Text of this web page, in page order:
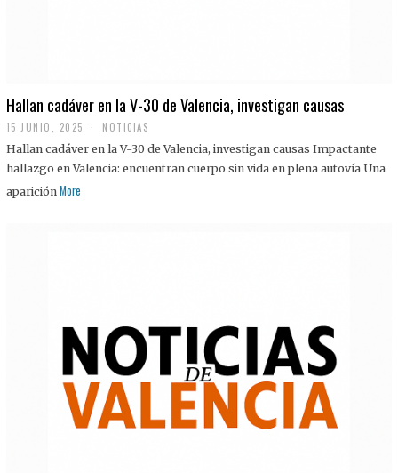
Hallan cadáver en la V-30 de Valencia, investigan causas
15 JUNIO, 2025 NOTICIAS
Hallan cadáver en la V-30 de Valencia, investigan causas Impactante
hallazgo en Valencia: encuentran cuerpo sin vida en plena autovía Una
aparición More